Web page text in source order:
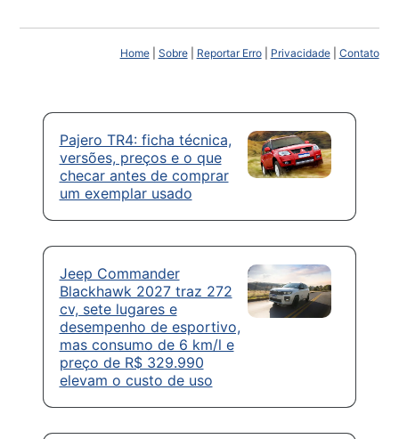
Home| Sobre| Reportar Erro| Privacidade| Contato
Pajero TR4: ficha técnica,
versões, preços e o que
checar antes de comprar
um exemplar usado
Jeep Commander
Blackhawk 2027 traz 272
cv, sete lugares e
desempenho de esportivo,
mas consumo de 6 km/l e
preço de R$ 329.990
elevam o custo de uso